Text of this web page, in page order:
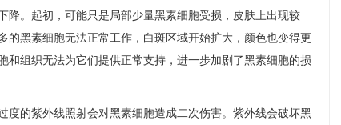
。起初，可能只是局部少量黑素细胞受损，皮肤上出现较
黑素细胞无法正常工作，白斑区域开始扩大，颜色也变得更
组织无法为它们提供正常支持，进一步加剧了黑素细胞的损
度的紫外线照射会对黑素细胞造成二次伤害。紫外线会破坏黑